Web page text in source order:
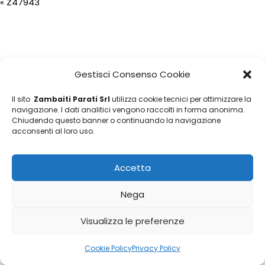
Gestisci Consenso Cookie
Il sito Zambaiti Parati Srl utilizza cookie tecnici per ottimizzare la
navigazione. I dati analitici vengono raccolti in forma anonima.
Chiudendo questo banner o continuando la navigazione
acconsenti al loro uso.
Accetta
Nega
Visualizza le preferenze
Cookie PolicyPrivacy Policy